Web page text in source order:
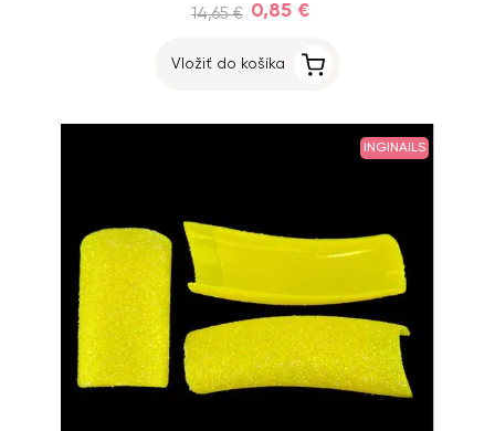
14,65 € 0,85 €
Vložiť do košíka
INGINAILS